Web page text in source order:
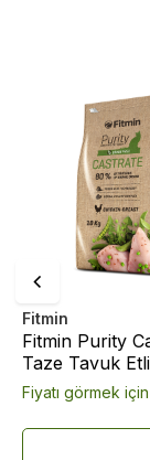
Fitmin
Fitmin Purity
Taze Tavuk Etli
Kısırlaştırılmış
Maması 10 Kg
Fiyatı görmek için